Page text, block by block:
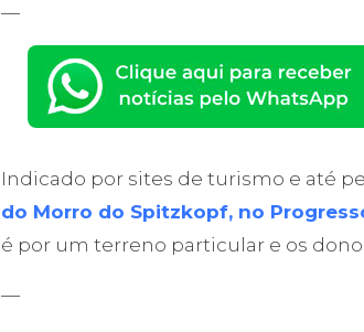
—
Indicado por sites de turismo e até
do Morro do Spitzkopf, no
é por um terreno particular e os
—